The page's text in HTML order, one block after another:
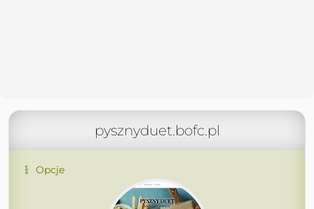
pysznyduet.bofc.pl
Opcje